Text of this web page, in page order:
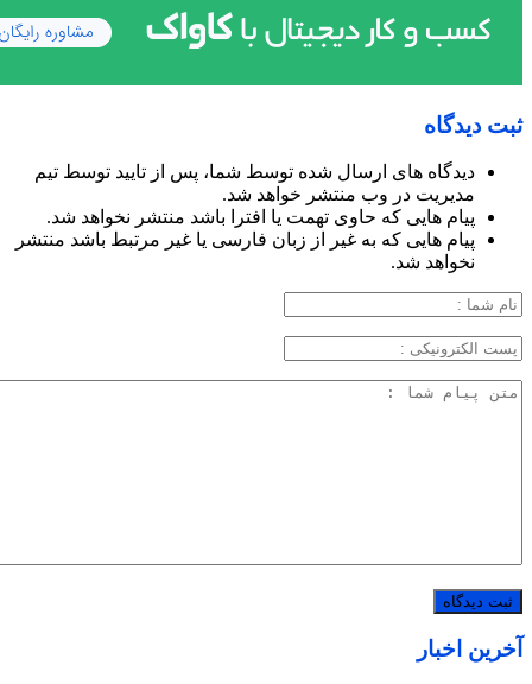
ثبت دیدگاه
دیدگاه های ارسال شده توسط شما، پس از تایید توسط تیم
مدیریت در وب منتشر خواهد شد.
پیام هایی که حاوی تهمت یا افترا باشد منتشر نخواهد شد.
پیام هایی که به غیر از زبان فارسی یا غیر مرتبط باشد منتشر
نخواهد شد.
آخرین اخبار